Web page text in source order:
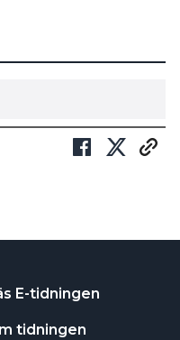
E-tidningen
tidningen